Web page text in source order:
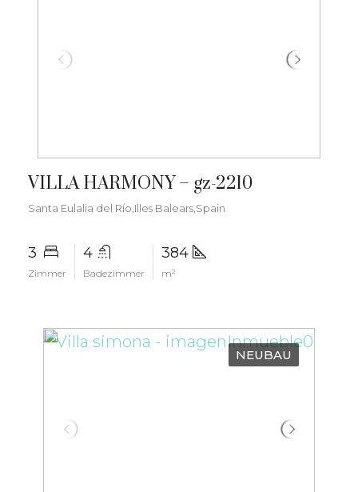
VILLA HARMONY – gz-2210
Santa Eulalia del Río,Illes Balears,Spain
3
Zimmer
4
Badezimmer
384
m²
NEUBAU